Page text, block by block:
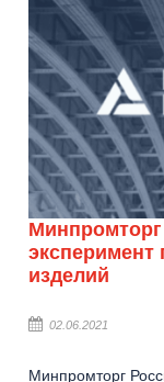
эксперимент
изделий
02.06.2021
Минпромторг